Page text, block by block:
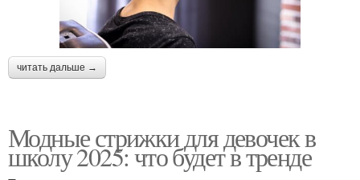
читать дальше →
Модные стрижки для девочек в
школу 2025: что будет в тренде